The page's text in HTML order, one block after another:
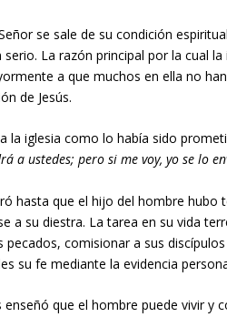
se sale de su condición
La razón principal por la cual
a que muchos en ella no
de Jesús.
la iglesia como lo había sido
a ustedes; pero si me voy, yo se lo
hasta que el hijo del hombre
a su diestra. La tarea en su vida
comisionar a sus
su fe mediante la evidencia
enseñó que el hombre puede vivir